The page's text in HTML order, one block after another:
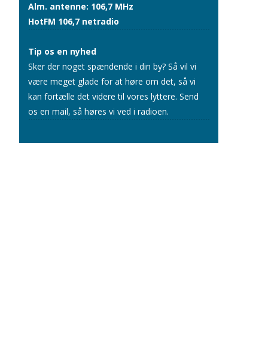
Alm. antenne: 106,7 MHz
HotFM 106,7 netradio
Tip os en nyhed
Sker der noget spændende i din by? Så vil vi
være meget glade for at høre om det, så vi
kan fortælle det videre til vores lyttere. Send
os en mail, så høres vi ved i radioen.